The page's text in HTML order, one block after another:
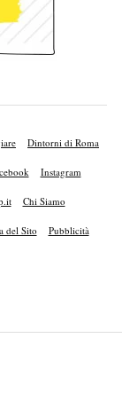
Dintorni di Roma
Instagram
Chi Siamo
del Sito Pubblicità